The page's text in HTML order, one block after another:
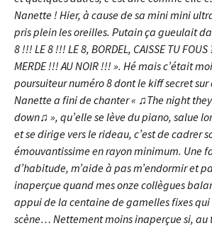
Nanette ! Hier, à cause de sa mini mini
pris plein les oreilles. Putain ça gueulait
8 !!! LE 8 !!! LE 8, BORDEL, CAISSE TU FOUS
MERDE !!! AU NOIR !!! ». Hé mais c’était
poursuiteur numéro 8 dont le kiff secret
Nanette a fini de chanter « ♫The night
down♫ », qu’elle se lève du piano, salue
et se dirige vers le rideau, c’est de cadrer
émouvantissime en rayon minimum. Une
d’habitude, m’aide à pas m’endormir et
inaperçue quand mes onze collègues
appui de la centaine de gamelles fixes
scène… Nettement moins inaperçue si, au